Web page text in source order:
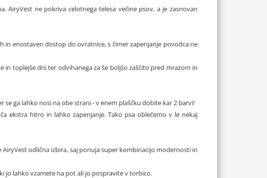
AiryVest ne pokriva celotnega telesa večine psov, a je zasnovan
enostaven dostop do ovratnice, s čimer zapenjanje povodca ne
in toplejše dni ter odvihanega za še boljšo zaščito pred mrazom in
ga lahko nosi na obe strani - v enem plaščku dobite kar 2 barvi!
ekstra hitro in lahko zapenjanje. Tako psa oblečemo v le nekaj
odlična izbira, saj ponuja super kombinacijo modernosti in
jo lahko vzamete na pot ali jo pospravite v torbico.